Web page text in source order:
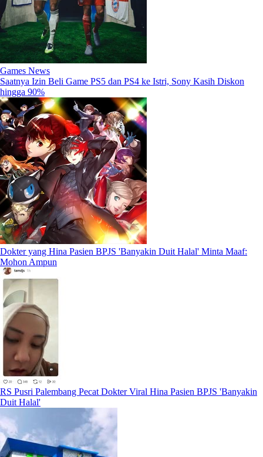
Games News
Saatnya Izin Beli Game PS5 dan PS4 ke Istri, Sony Kasih Diskon
hingga 90%
Dokter yang Hina Pasien BPJS 'Banyakin Duit Halal' Minta Maaf:
Mohon Ampun
RS Pusri Palembang Pecat Dokter Viral Hina Pasien BPJS 'Banyakin
Duit Halal'